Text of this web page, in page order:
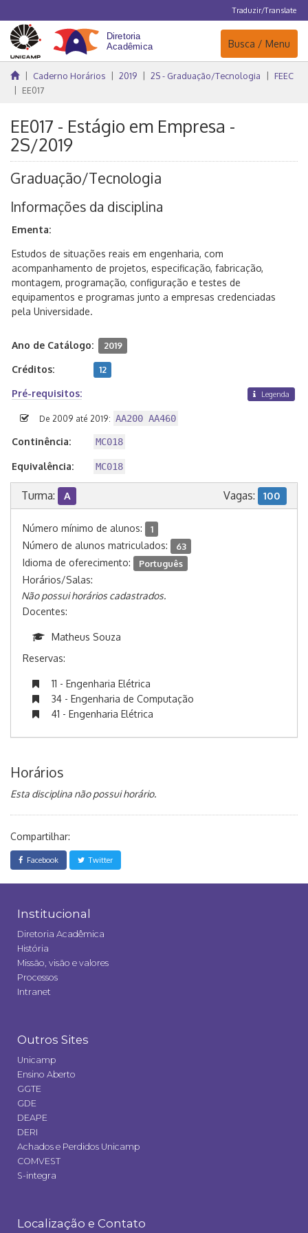
Traduzir/Translate
Navegação
Busca / Menu
Caderno Horários 2019 2S - Graduação/Tecnologia
FEEC
EE017
EE017 - Estágio em Empresa -
2S/2019
Graduação/Tecnologia
Informações da disciplina
Ementa:
Estudos de situações reais em engenharia, com
acompanhamento de projetos, especificação, fabricação,
montagem, programação, configuração e testes de
equipamentos e programas junto a empresas credenciadas
pela Universidade.
Ano de Catálogo: 2019
Créditos: 12
Pré-requisitos: Legenda
De 2009 até 2019: AA200 AA460
Continência: MC018
Equivalência: MC018
Turma: A Vagas: 100
Número mínimo de alunos: 1
Número de alunos matriculados: 63
Idioma de oferecimento: Português
Horários/Salas:
Não possui horários cadastrados.
Docentes:
Matheus Souza
Reservas:
11 - Engenharia Elétrica
34 - Engenharia de Computação
41 - Engenharia Elétrica
Horários
Esta disciplina não possui horário.
Compartilhar:
Facebook Twitter
Institucional
Diretoria Acadêmica
História
Missão, visão e valores
Processos
Intranet
Outros Sites
Unicamp
Ensino Aberto
GGTE
GDE
DEAPE
DERI
Achados e Perdidos Unicamp
COMVEST
S-integra
Localização e Contato